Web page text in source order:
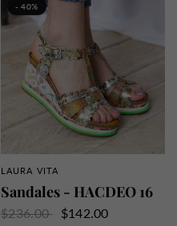
- 40%
APERÇU RAPIDE
LAURA VITA
Sandales - HACDEO 16
$236.00
$142.00